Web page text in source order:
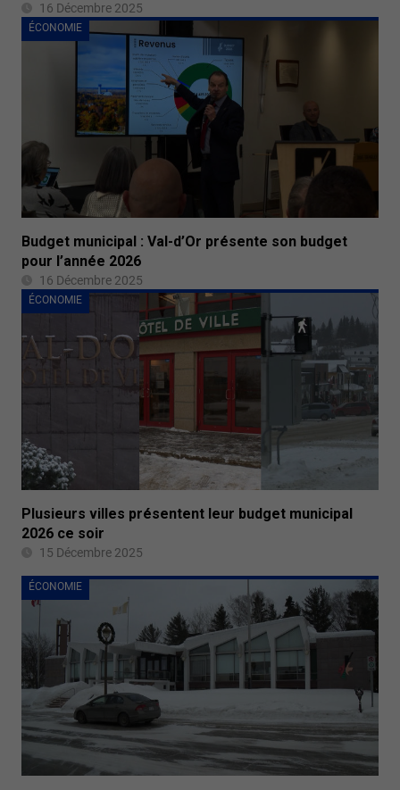
16 Décembre 2025
ÉCONOMIE
Budget municipal : Val-d’Or présente son budget
pour l’année 2026
16 Décembre 2025
ÉCONOMIE
Plusieurs villes présentent leur budget municipal
2026 ce soir
15 Décembre 2025
ÉCONOMIE